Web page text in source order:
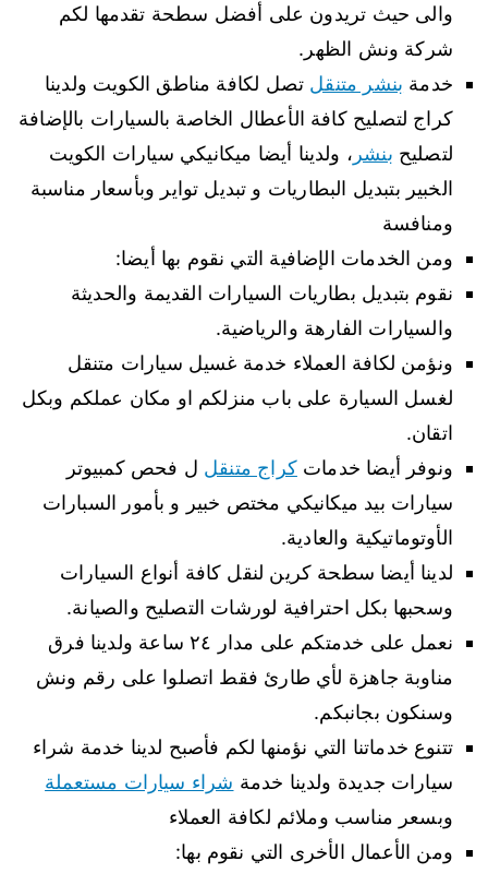
والى حيث تريدون على أفضل سطحة تقدمها لكم
شركة ونش الظهر.
خدمة بنشر متنقل تصل لكافة مناطق الكويت ولدينا
كراج لتصليح كافة الأعطال الخاصة بالسيارات بالإضافة
لتصليح بنشر ، ولدينا أيضا ميكانيكي سيارات الكويت
الخبير بتبديل البطاريات و تبديل تواير وبأسعار مناسبة
ومنافسة
ومن الخدمات الإضافية التي نقوم بها أيضا:
نقوم بتبديل بطاريات السيارات القديمة والحديثة
والسيارات الفارهة والرياضية.
ونؤمن لكافة العملاء خدمة غسيل سيارات متنقل
لغسل السيارة على باب منزلكم او مكان عملكم وبكل
اتقان.
ونوفر أيضا خدماتكراج متنقل ل فحص كمبيوتر
سيارات بيد ميكانيكي مختص خبير و بأمور السبارات
الأوتوماتيكية والعادية.
لدينا أيضا سطحة كرين لنقل كافة أنواع السيارات
وسحبها بكل احترافية لورشات التصليح والصيانة.
نعمل على خدمتكم على مدار ٢٤ ساعة ولدينا فرق
مناوبة جاهزة لأي طارئ فقط اتصلوا على رقم ونش
وسنكون بجانبكم.
تتنوع خدماتنا التي نؤمنها لكم فأصبح لدينا خدمة شراء
سيارات جديدة ولدينا خدمة شراء سيارات مستعملة
وبسعر مناسب وملائم لكافة العملاء
ومن الأعمال الأخرى التي نقوم بها: